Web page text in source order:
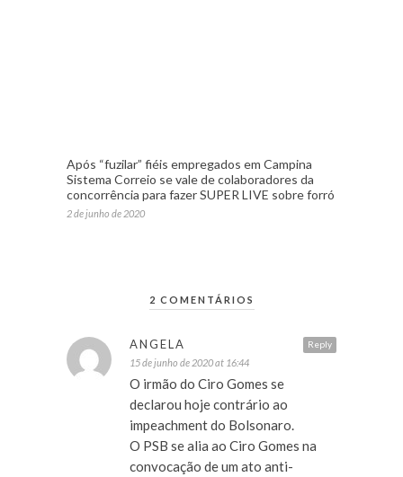
Após “fuzilar” fiéis empregados em Campina
Sistema Correio se vale de colaboradores da
concorrência para fazer SUPER LIVE sobre forró
2 de junho de 2020
2 COMENTÁRIOS
Reply
ANGELA
15 de junho de 2020 at 16:44
O irmão do Ciro Gomes se
declarou hoje contrário ao
impeachment do Bolsonaro.
O PSB se alia ao Ciro Gomes na
convocação de um ato anti-